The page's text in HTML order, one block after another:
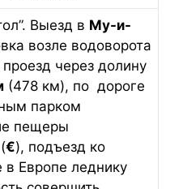
Выезд в Му-и-
возле водоворота
через долину
(478 км), по дороге
парком
пещеры
€), подъезд ко
Европе леднику